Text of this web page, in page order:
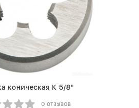
коническая К 5/8"
0 отзывов